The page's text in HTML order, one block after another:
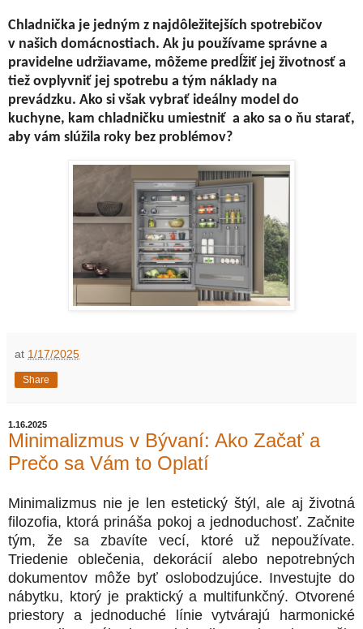
Chladnička je jedným z najdôležitejších spotrebičov
v našich domácnostiach. Ak ju používame správne a
pravidelne udržiavame, môžeme predĺžiť jej životnosť a
tiež ovplyvniť jej spotrebu a tým náklady na
prevádzku. Ako si však vybrať ideálny model do
kuchyne, kam chladničku umiestniť a ako sa o ňu starať,
aby vám slúžila roky bez problémov?
at 1/17/2025
Share
1.16.2025
Minimalizmus v Bývaní: Ako Začať a
Prečo sa Vám to Oplatí
Minimalizmus nie je len estetický štýl, ale aj životná
filozofia, ktorá prináša pokoj a jednoduchosť. Začnite
tým, že sa zbavíte vecí, ktoré už nepoužívate.
Triedenie oblečenia, dekorácií alebo nepotrebných
dokumentov môže byť oslobodzujúce. Investujte do
nábytku, ktorý je praktický a multifunkčný. Otvorené
priestory a jednoduché línie vytvárajú harmonické